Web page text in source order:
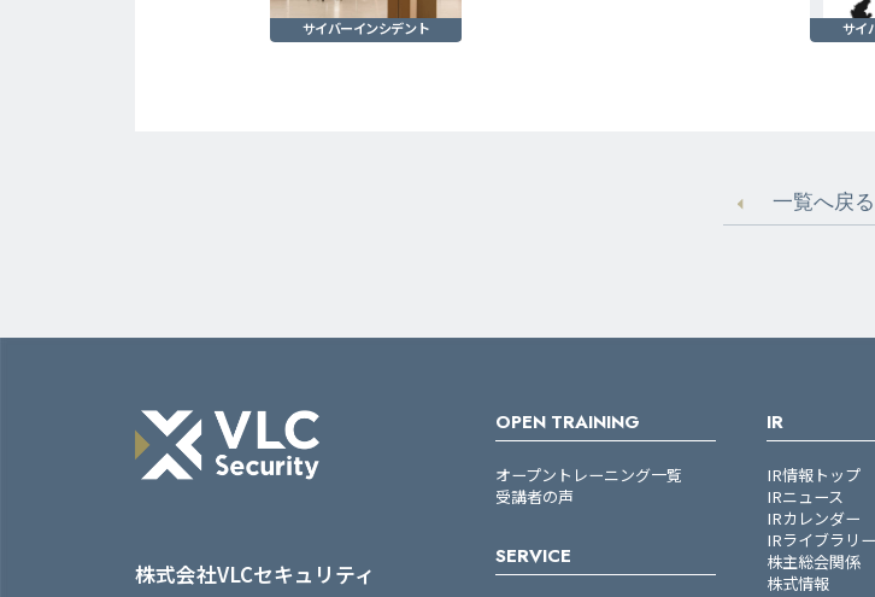
サイバーインシデント サイ
一覧へ戻る
株式会社VLCセキュリティ
OPEN TRAINING
オープントレーニング一覧
受講者の声
SERVICE
IR
IR情報トップ
IRニュース
IRカレンダー
IRライブラリー
株主総会関係
株式情報